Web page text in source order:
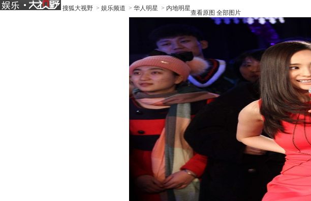
搜狐大视野 > 娱乐频道 > 华人明星 > 内地明星
查看原图 全部图片